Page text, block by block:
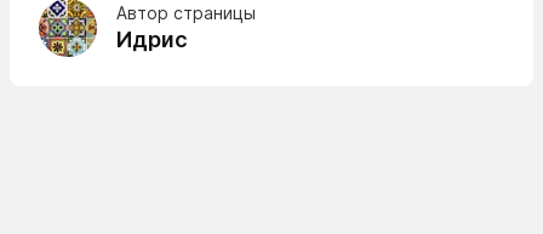
Автор страницы
Идрис